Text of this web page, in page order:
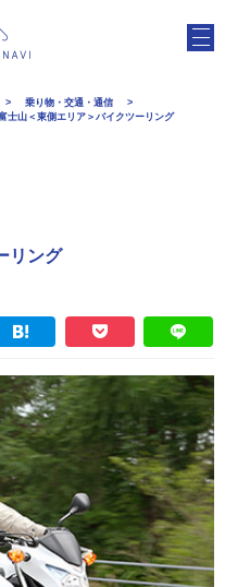
乗り物・交通・通信
士山＜東側エリア＞バイクツーリング
リング